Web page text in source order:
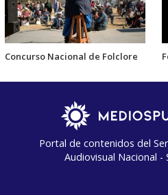
Concurso Nacional de Folclore
Portal de contenidos del
Audiovisual Nacional -